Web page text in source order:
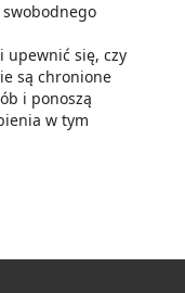
upewnić się, czy
są chronione
i ponoszą
w tym